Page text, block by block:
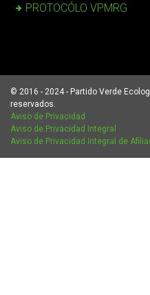
PROTOCÓLO VPMRG
© 2016 - 2024 - Partido Verde
reservados.
Aviso de Privacidad
Aviso de Privacidad Integral
Aviso de Privacidad Integral de